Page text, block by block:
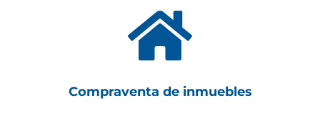

Compraventa de inmuebles